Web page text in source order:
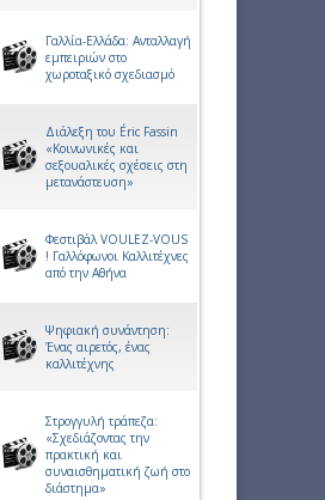
Γαλλία-Ελλάδα: Ανταλλαγή
εμπειριών στο
χωροταξικό σχεδιασμό
Διάλεξη του Éric Fassin
«Κοινωνικές και
σεξουαλικές σχέσεις στη
μετανάστευση»
Φεστιβάλ VOULEZ-VOUS
! Γαλλόφωνοι Καλλιτέχνες
από την Αθήνα
Ψηφιακή συνάντηση:
Ένας αιρετός, ένας
καλλιτέχνης
Στρογγυλή τράπεζα:
«Σχεδιάζοντας την
πρακτική και
συναισθηματική ζωή στο
διάστημα»